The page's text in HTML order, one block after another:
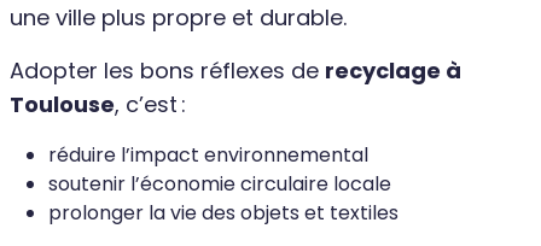
une ville plus propre et durable.
Adopter les bons réflexes de recyclage à
Toulouse, c’est :
réduire l’impact environnemental
soutenir l’économie circulaire locale
prolonger la vie des objets et textiles